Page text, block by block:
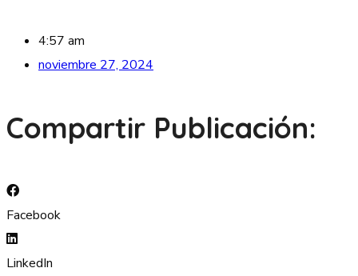
4:57 am
noviembre 27, 2024
Compartir Publicación:
Facebook
LinkedIn